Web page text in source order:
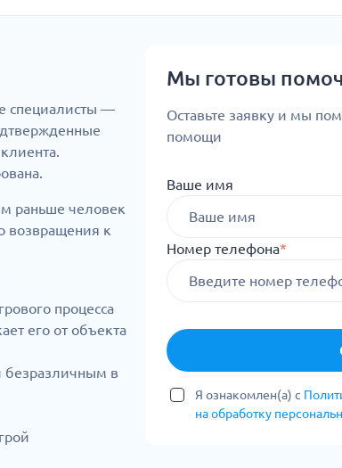
специалисты —
раньше человек
возвращения к
процесса
его от объекта
безразличным в
Мы готовы
Оставьте заявку и мы
помощи
Ваше имя
Номер телефона*
Я ознакомлен(а) с
на обработку